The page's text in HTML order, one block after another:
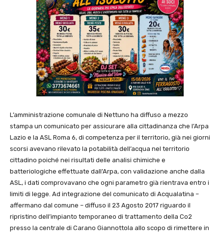
L’amministrazione comunale di Nettuno ha diffuso a mezzo
stampa un comunicato per assicurare alla cittadinanza che l’Arpa
Lazio e la ASL Roma 6, di competenza per il territorio, già nei giorni
scorsi avevano rilevato la potabilità dell’acqua nel territorio
cittadino poiché nei risultati delle analisi chimiche e
batteriologiche effettuate dall’Arpa, con validazione anche dalla
ASL, i dati comprovavano che ogni parametro già rientrava entro i
limiti di legge. Ad integrazione del comunicato di Acqualatina –
affermano dal comune – diffuso il 23 Agosto 2017 riguardo il
ripristino dell’impianto temporaneo di trattamento della Co2
presso la centrale di Carano Giannottola allo scopo di rimettere in